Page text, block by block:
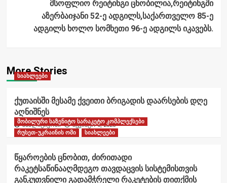
მსოფლიო რეიტინგი ცნობილია,რეიტინგში
აზერბაიჯანი 52-ე ადგილს,საქართველო 85-ე
ადგილს ხოლო სომხეთი 96-ე ადგილს იკავებს.
More Stories
სიახლეები
ქუთაისში მესამე ქვეითი ბრიგადის დაარსების დღე
აღნიშნეს
ანალიტიკოსი აგვისტო 6, 2026
მობილური საზენიტო სარაკეტო კომპლექსები
რუსეთ-უკრაინის ომი
სიახლეები
წყაროების ცნობით, ძირითადი
რაკეტსაწინააღმდეგო თავდაცვის სისტემისთვის
განკუთვნილი გადამჭრელი რაკეტების თითქმის